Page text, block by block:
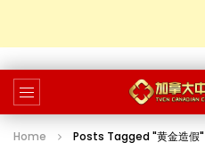
Home Posts Tagged "黄金造假"